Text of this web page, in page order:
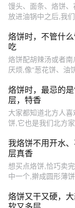
馒头、面条、烙饼
放进油锅中之后,我
烙饼时，不管什
吃
烙饼配胡辣汤或者
厌烦,像“葱花饼、油
烙饼时，最忌的
层，特香
大家都知道北方人
饼,它也是我们北方
我烙饼不用开水
层真香
想买点烙饼,恰巧卖
中一个,擀成圆形薄
烙饼又干又硬，